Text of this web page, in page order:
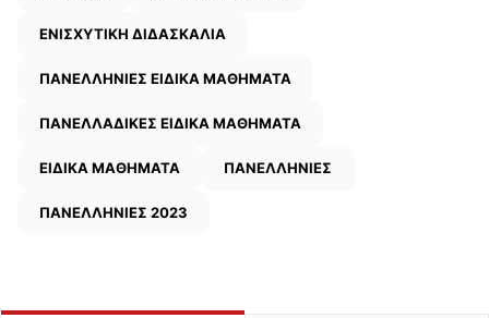
ΕΝΙΣΧΥΤΙΚΗ ΔΙΔΑΣΚΑΛΙΑ
ΠΑΝΕΛΛΗΝΙΕΣ ΕΙΔΙΚΑ ΜΑΘΗΜΑΤΑ
ΠΑΝΕΛΛΑΔΙΚΕΣ ΕΙΔΙΚΑ ΜΑΘΗΜΑΤΑ
ΕΙΔΙΚΑ ΜΑΘΗΜΑΤΑ ΠΑΝΕΛΛΗΝΙΕΣ
ΠΑΝΕΛΛΗΝΙΕΣ 2023